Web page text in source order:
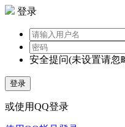
登录
安全提问(未设置请忽
登录
或使用QQ登录